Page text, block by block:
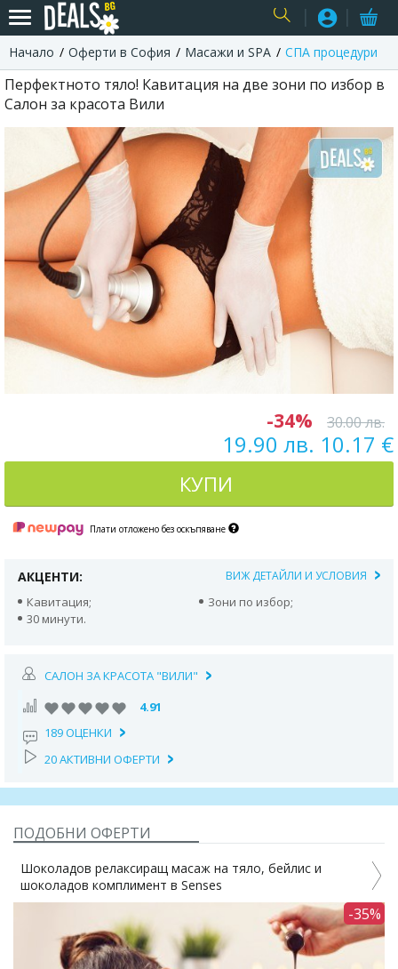
USER
Начало Оферти в София Масажи и SPA СПА процедури
Перфектното тяло! Кавитация на две зони по избор в
Салон за красота Вили
-34% 30.00 лв.
19.90 лв. 10.17 €
КУПИ
Плати отложено без оскъпяване
АКЦЕНТИ: ВИЖ ДЕТАЙЛИ И УСЛОВИЯ
Кавитация;
Зони по избор;
30 минути.
САЛОН ЗА КРАСОТА "ВИЛИ"
4.91
189 ОЦЕНКИ
20 АКТИВНИ ОФЕРТИ
ПОДОБНИ ОФЕРТИ
Шоколадов релаксиращ масаж на тяло, бейлис и
шоколадов комплимент в Senses
-35%